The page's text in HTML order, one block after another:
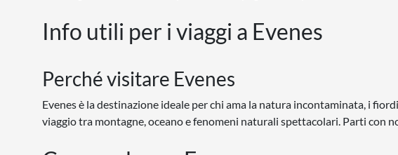
Info utili per i viaggi a Evenes
Perché visitare Evenes
Evenes è la destinazione ideale per chi ama la natura incontaminata, i
viaggio tra montagne, oceano e fenomeni naturali spettacolari. Parti con